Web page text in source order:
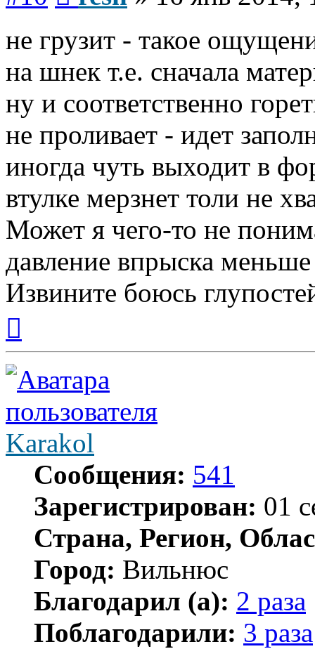
не грузит - такое
на шнек т.е. сначала
ну и соответственно
не проливает - идет
иногда чуть выходит в
втулке мерзнет толи не
Может я чего-то не
давление впрыска
Извините боюсь
началу
Karakol
Сообщения: 541
Зарегистрирован: 01
Страна, Регион,
Город: Вильнюс
Благодарил (а): 2 раза
Поблагодарили: 3 раза